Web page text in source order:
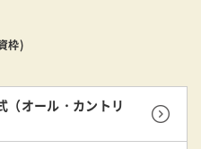
枠)
オール・カントリ